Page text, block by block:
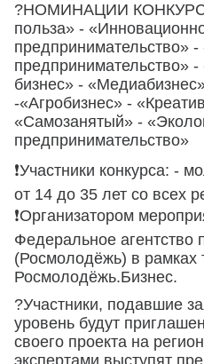
?НОМИНАЦИИ
польза» -
предпринимательство» -
предпринимательство»
бизнес» -
-«Агробизнес» -
«Самозанятый» -
предпринимательство»
❗Участники конкурса: -
от 14 до 35 лет со всех
❗Организатором
Федеральное
(Росмолодёжь) в рамках
Росмолодёжь.Бизнес.
?Участники, подавшие
уровень будут
своего проекта на
экспертами выступят